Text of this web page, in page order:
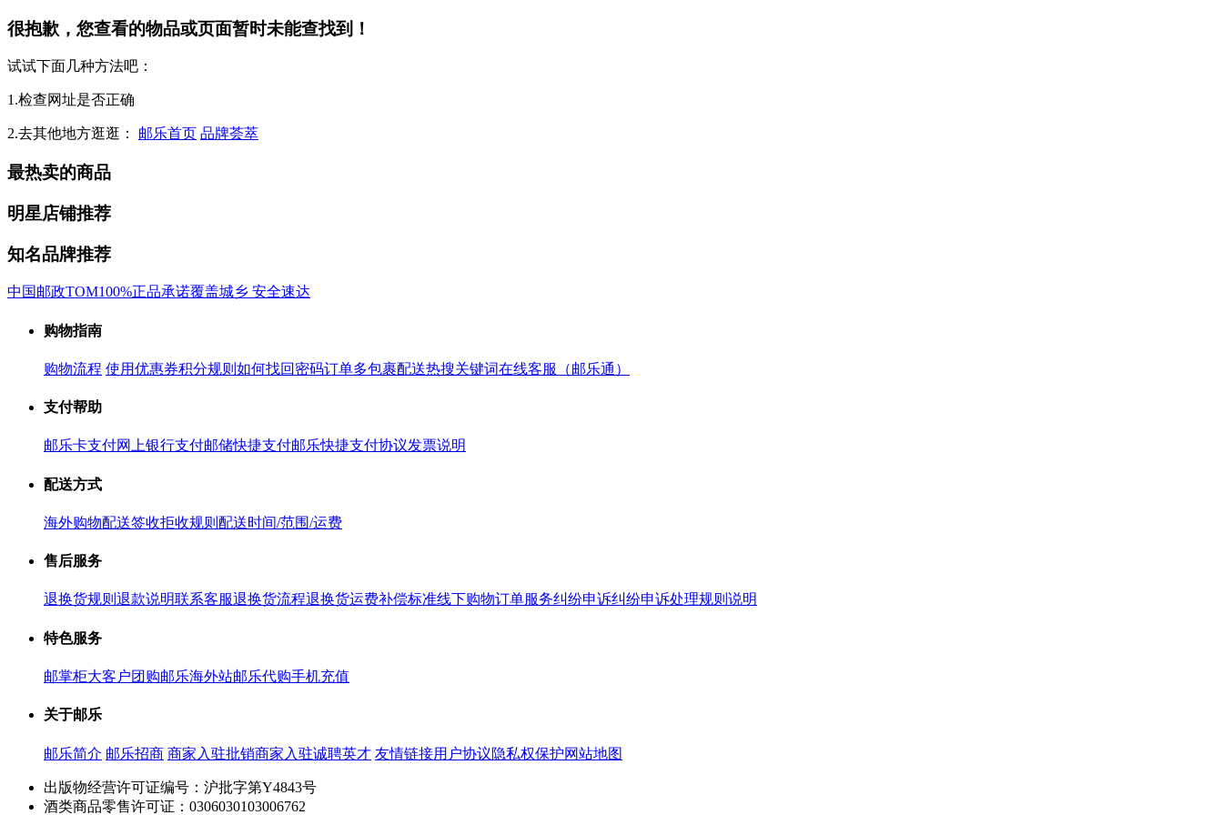
很抱歉，您查看的物品或页面暂时未能查找到！
试试下面几种方法吧：
1.检查网址是否正确
2.去其他地方逛逛： 邮乐首页 品牌荟萃
最热卖的商品
明星店铺推荐
知名品牌推荐
中国邮政TOM100%正品承诺覆盖城乡 安全速达
购物指南
购物流程 使用优惠券积分规则 如何找回密码订单多包裹配送热搜关键词在线客服（邮乐通）
支付帮助
邮乐卡支付网上银行支付邮储快捷支付邮乐快捷支付协议发票说明
配送方式
海外购物配送签收拒收规则 配送时间/范围/运费
售后服务
退换货规则 退款说明联系客服退换货流程退换货运费补偿标准线下购物订单服务纠纷申诉纠纷申诉处理规则说明
特色服务
邮掌柜大客户团购邮乐海外站邮乐代购手机充值
关于邮乐
邮乐简介 邮乐招商 商家入驻批销商家入驻诚聘英才 友情链接用户协议隐私权保护网站地图
出版物经营许可证编号：沪批字第Y4843号
酒类商品零售许可证：0306030103006762